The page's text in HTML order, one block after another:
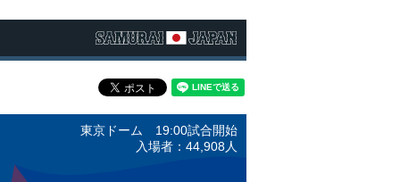
東京ドーム 19:00試合開始
入場者：44,908人